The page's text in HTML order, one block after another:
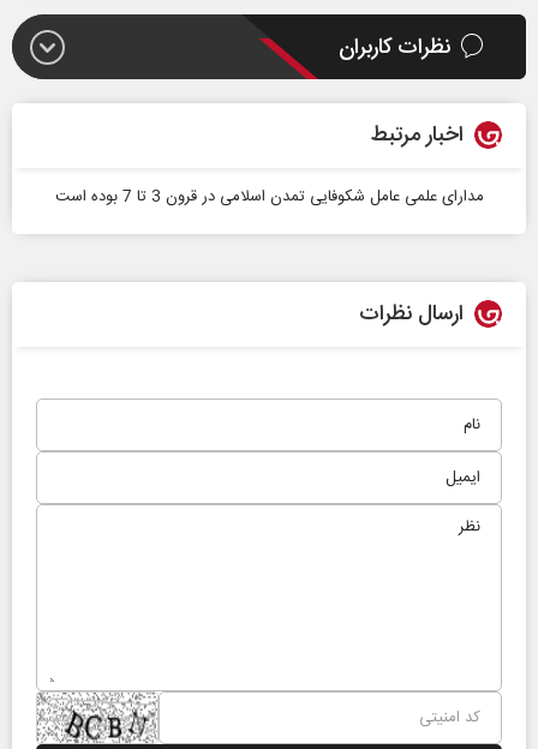
نظرات کاربران
اخبار مرتبط
مدارای علمی عامل شکوفایی تمدن اسلامی در قرون 3 تا 7 بوده است
ارسال نظرات